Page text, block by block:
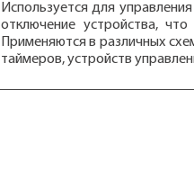
Используется для
отключение устройства,
Применяются в различных
таймеров, устройств